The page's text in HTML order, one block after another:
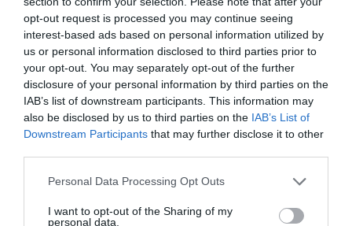
opt-out request is processed you may continue seeing
interest-based ads based on personal information utilized by
us or personal information disclosed to third parties prior to
your opt-out. You may separately opt-out of the further
disclosure of your personal information by third parties on the
IAB’s list of downstream participants. This information may
also be disclosed by us to third parties on the IAB’s List of
Downstream Participants that may further disclose it to other
Please note that this website/app uses one or more Google
not limited to your visit or usage behaviour. You may click to
Personal Data Processing Opt Outs
I want to opt-out of the Sharing of my
personal data.